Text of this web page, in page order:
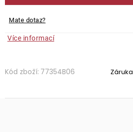
Mate dotaz?
Více informací
Kód zboží: 77354B06 Záruka